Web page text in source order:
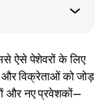
ऐसे पेशेवरों के लिए
विक्रेताओं को जोड़
और नए प्रवेशकों—